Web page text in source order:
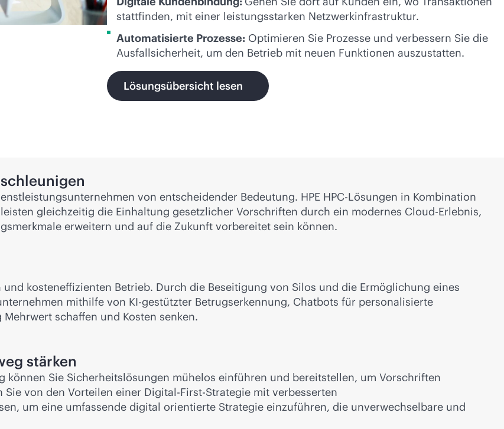
stattfinden, mit einer leistungsstarken Netzwerkinfrastruktur.
Automatisierte Prozesse: Optimieren Sie Prozesse und verbessern Sie die
Ausfallsicherheit, um den Betrieb mit neuen Funktionen auszustatten.
Lösungsübersicht lesen
von entscheidender Bedeutung. HPE HPC-Lösungen in Kombination
gleichzeitig die Einhaltung gesetzlicher Vorschriften durch ein modernes Cloud-Erlebnis,
erweitern und auf die Zukunft vorbereitet sein können.
kosteneffizienten Betrieb. Durch die Beseitigung von Silos und die Ermöglichung eines
mithilfe von KI-gestützter Betrugserkennung, Chatbots für personalisierte
schaffen und Kosten senken.
stärken
können Sie Sicherheitslösungen mühelos einführen und bereitstellen, um Vorschriften
von den Vorteilen einer Digital-First-Strategie mit verbesserten
um eine umfassende digital orientierte Strategie einzuführen, die unverwechselbare und